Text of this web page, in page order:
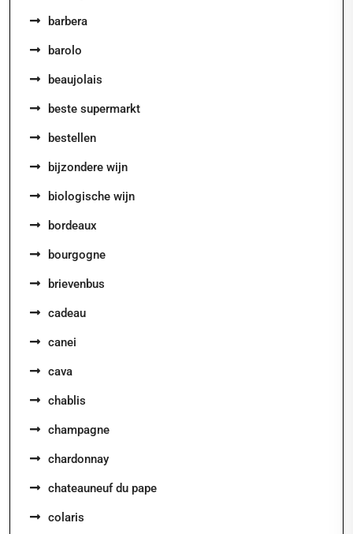
barbera
barolo
beaujolais
beste supermarkt
bestellen
bijzondere wijn
biologische wijn
bordeaux
bourgogne
brievenbus
cadeau
canei
cava
chablis
champagne
chardonnay
chateauneuf du pape
colaris